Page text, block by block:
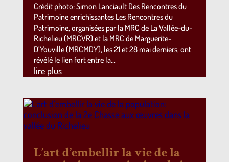
Crédit photo: Simon Lanciault Des Rencontres du
Patrimoine enrichissantes Les Rencontres du
Patrimoine, organisées par la MRC de La Vallée-du-
Richelieu (MRCVR) et la MRC de Marguerite-
D’Youville (MRCMDY), les 21 et 28 mai derniers, ont
révélé le lien fort entre la...
lire plus
L’art d’embellir la vie de la